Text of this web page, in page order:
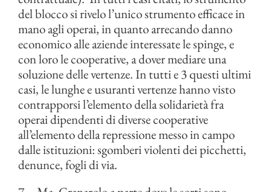
del blocco si rivelo l’unico strumento efficace in
mano agli operai, in quanto arrecando danno
economico alle aziende interessate le spinge, e
con loro le cooperative, a dover mediare una
soluzione delle vertenze. In tutti e 3 questi ultimi
casi, le lunghe e usuranti vertenze hanno visto
contrapporsi l’elemento della solidarietà fra
operai dipendenti di diverse cooperative
all’elemento della repressione messo in campo
dalle istituzioni: sgomberi violenti dei picchetti,
denunce, fogli di via.